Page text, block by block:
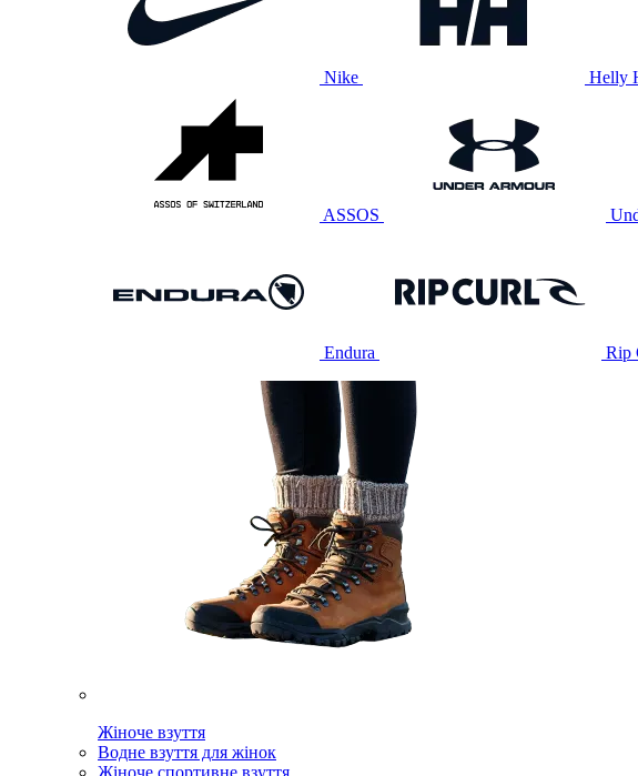
Nike Helly
ASSOS
Endura Rip
Жіноче взуття
Водне взуття для жінок
Жіноче спортивне взуття